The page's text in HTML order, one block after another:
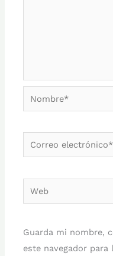
Nombre*
Correo
electrónico*
Web
Guarda mi nombre,
este navegador